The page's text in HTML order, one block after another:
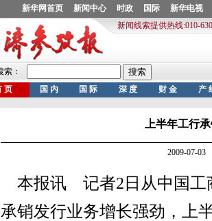
上半年工行
2009-07-03
本报讯 记者2日从中国工
承销发行业务增长强劲，上